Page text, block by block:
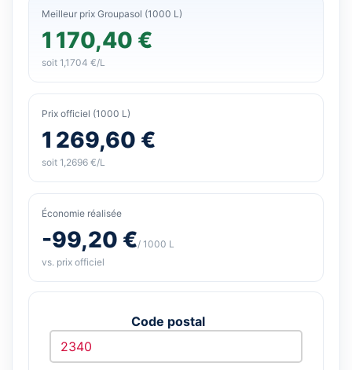
Meilleur prix Groupasol (1000 L)
1 170,40 €
soit 1,1704 €/L
Prix officiel (1000 L)
1 269,60 €
soit 1,2696 €/L
Économie réalisée
-99,20 €/ 1000 L
vs. prix officiel
Code postal